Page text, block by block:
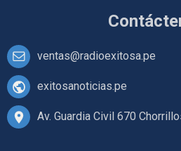
ventas@radioexitosa.pe
exitosanoticias.pe
Av. Guardia Civil 670